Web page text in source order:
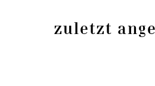
zuletzt